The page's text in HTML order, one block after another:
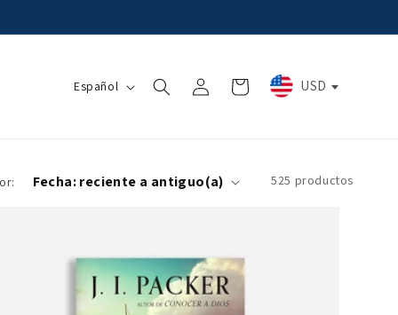
m
Español
sesión
Carrito USD
525 productos